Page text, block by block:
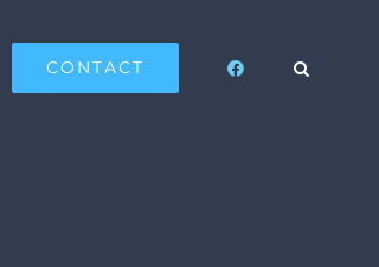
CONTACT